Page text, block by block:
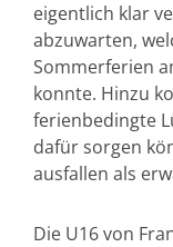
eigentlich klar
abzuwarten,
Sommerferien
konnte. Hinzu
ferienbedingte
dafür sorgen
ausfallen als
Die U16 von